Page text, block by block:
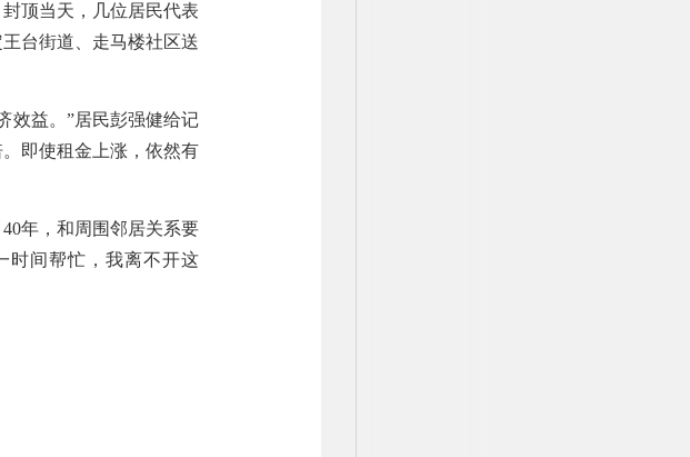
顶当天，几位居民代表
台街道、走马楼社区送
效益。”居民彭强健给记
。即使租金上涨，依然有
40年，和周围邻居关系要
时间帮忙，我离不开这